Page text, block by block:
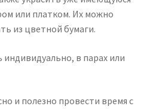
или платком. Их можно
из цветной бумаги.
в парах или
и полезно провести время с